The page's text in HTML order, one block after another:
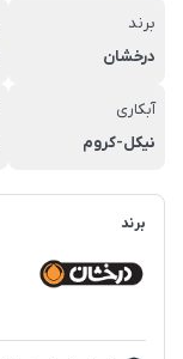
برند
درخشان
آبکاری
نیکل-کروم
برند